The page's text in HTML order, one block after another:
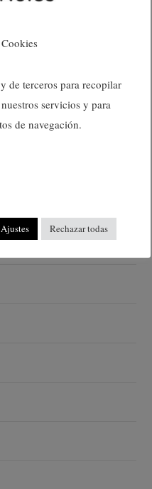
de terceros para recopilar
servicios y para
de navegación.
Ajustes Rechazar todas